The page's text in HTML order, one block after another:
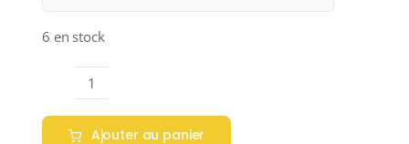
6 en stock
quantité
de
Domaine
Ajouter au panier